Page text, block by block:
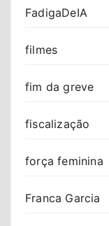
FadigaDeIA
filmes
fim da greve
fiscalização
força feminina
Franca Garcia